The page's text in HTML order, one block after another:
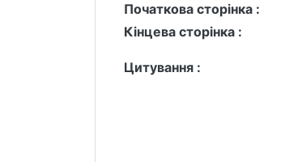
Початкова сторінка :
Кінцева сторінка :
Цитування :